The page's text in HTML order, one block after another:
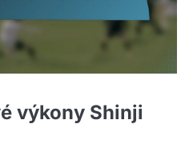
výkony Shinji